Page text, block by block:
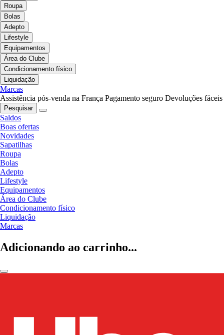
Roupa
Bolas
Adepto
Lifestyle
Equipamentos
Área do Clube
Condicionamento físico
Liquidação
Marcas
Assistência pós-venda na França Pagamento seguro Devoluções fáceis
Pesquisar
Saldos
Boas ofertas
Novidades
Sapatilhas
Roupa
Bolas
Adepto
Lifestyle
Equipamentos
Área do Clube
Condicionamento físico
Liquidação
Marcas
Adicionando ao carrinho...